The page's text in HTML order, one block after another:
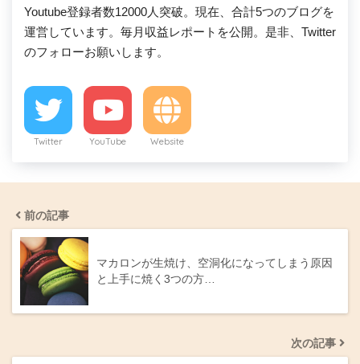
Youtube登録者数12000人突破。現在、合計5つのブログを
運営しています。毎月収益レポートを公開。是非、Twitter
のフォローお願いします。
Twitter YouTube Website
前の記事
マカロンが生焼け、空洞化になってしまう原因
と上手に焼く3つの方…
次の記事